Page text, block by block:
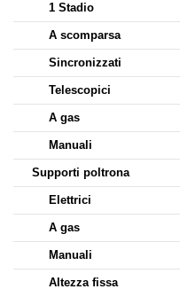
1 Stadio
A scomparsa
Sincronizzati
Telescopici
A gas
Manuali
Supporti poltrona
Elettrici
A gas
Manuali
Altezza fissa